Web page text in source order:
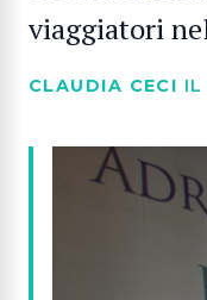
viaggiatori
CLAUDIA CECI